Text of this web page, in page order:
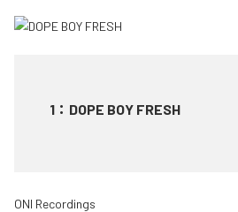
1 ： DOPE BOY FRESH
ONI Recordings